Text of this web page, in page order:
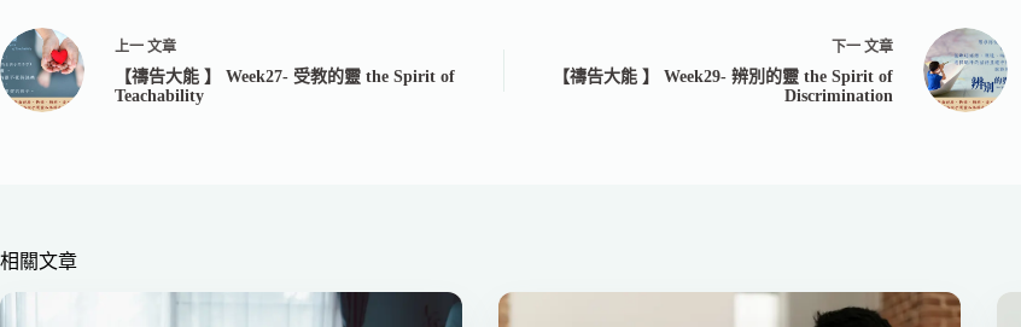
上一 文章
【禱告大能 】 Week27- 受教的靈 the Spirit of
Teachability
下一 文章
【禱告大能 】 Week29- 辨別的靈 the Spirit of
Discrimination
相關文章